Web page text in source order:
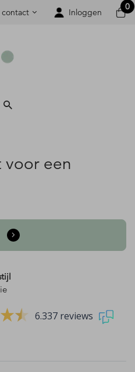
Inloggen
0
voor een
6.337 reviews